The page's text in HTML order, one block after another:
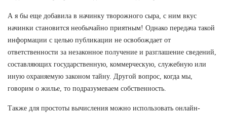
А я бы еще добавила в начинку творожного сыра, с ним вкус
начинки становится необычайно приятным! Однако передача такой
информации с целью публикации не освобождает от
ответственности за незаконное получение и разглашение сведений,
составляющих государственную, коммерческую, служебную или
иную охраняемую законом тайну. Другой вопрос, когда мы,
говорим о жилье, то подразумеваем собственность.
Также для простоты вычисления можно использовать онлайн-